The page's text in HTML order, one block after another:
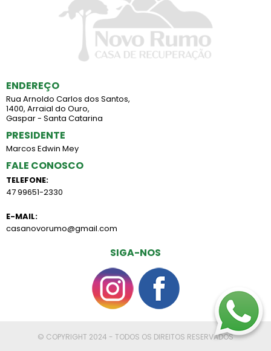
ENDEREÇO
Rua Arnoldo Carlos dos Santos,
1400, Arraial do Ouro,
Gaspar - Santa Catarina
PRESIDENTE
Marcos Edwin Mey
FALE CONOSCO
TELEFONE:
47 99651-2330
E-MAIL:
casanovorumo@gmail.com
SIGA-NOS
© COPYRIGHT 2024 - TODOS OS DIREITOS RESERVADOS